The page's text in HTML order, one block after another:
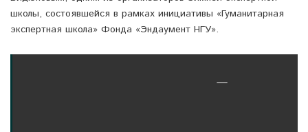
школы, состоявшейся в рамках инициативы «Гуманитарная
экспертная школа» Фонда «Эндаумент НГУ».
—